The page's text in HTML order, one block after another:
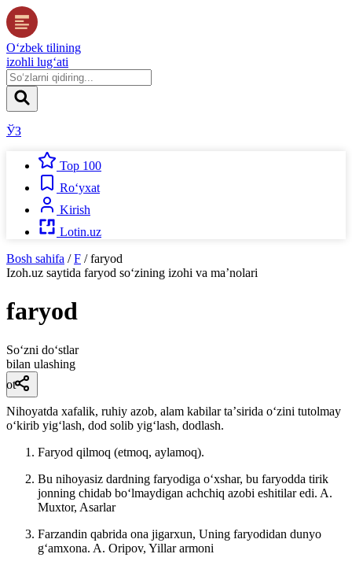
O‘zbek tilining
izohli lug‘ati
ЎЗ
Top 100
Ro‘yxat
Kirish
Lotin.uz
Bosh sahifa / F / faryod
Izoh.uz saytida faryod so‘zining izohi va ma’nolari
faryod
So‘zni do‘stlar
bilan ulashing
ot
Nihoyatda xafalik, ruhiy azob, alam kabilar taʼsirida oʻzini tutolmay
oʻkirib yigʻlash, dod solib yigʻlash, dodlash.
Faryod qilmoq (etmoq, aylamoq).
Bu nihoyasiz dardning faryodiga oʻxshar, bu faryodda tirik
jonning chidab boʻlmaydigan achchiq azobi eshitilar edi. A.
Muxtor, Asarlar
Farzandin qabrida ona jigarxun, Uning faryodidan dunyo
gʻamxona. A. Oripov, Yillar armoni